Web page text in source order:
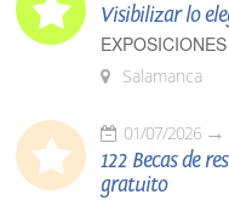
Visibilizar lo
EXPOSICIONES
Salamanca
01/07/2026
122 Becas de
gratuito